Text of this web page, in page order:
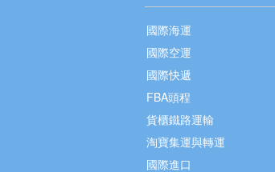
國際海運
國際空運
國際快遞
FBA頭程
貨櫃鐵路運輸
淘寶集運與轉運
國際進口